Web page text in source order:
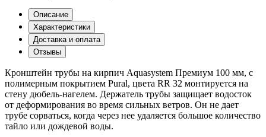
Описание
Характеристики
Доставка и оплата
Отзывы
Кронштейн трубы на кирпич Aquasystem Премиум 100 мм, с
полимерным покрытием Pural, цвета RR 32 монтируется на
стену дюбель-нагелем. Держатель трубы защищает водосток
от деформирования во время сильных ветров. Он не дает
трубе сорваться, когда через нее удаляется большое количество
тайло или дождевой воды.